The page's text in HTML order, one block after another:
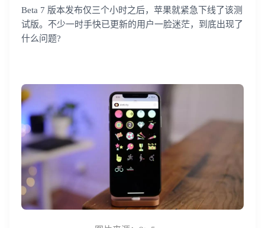
Beta 7 版本发布仅三个小时之后，苹果就紧急下线了该测
试版。不少一时手快已更新的用户一脸迷茫，到底出现了
什么问题?